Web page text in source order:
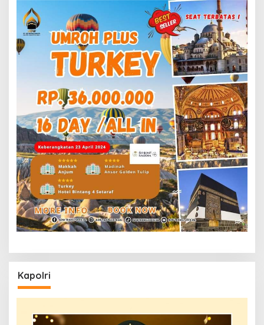
Kapolri